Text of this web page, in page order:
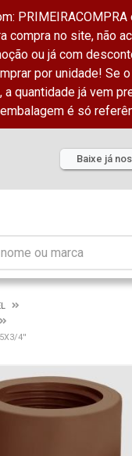
PRIMEIRACOMPRA
compra no site, não
ou já com
por unidade! Se
quantidade já vem
é só
Baixe já
4''